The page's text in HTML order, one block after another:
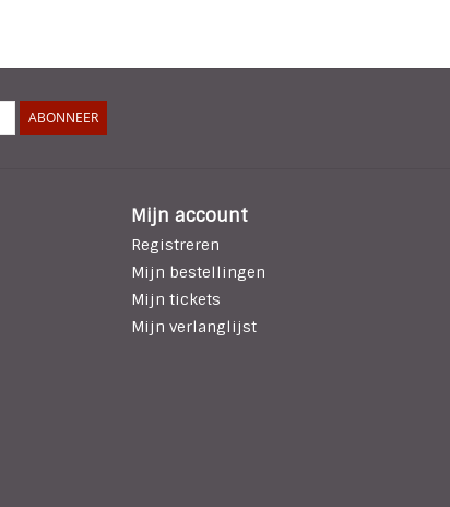
ABONNEER
Mijn account
Registreren
Mijn bestellingen
Mijn tickets
Mijn verlanglijst